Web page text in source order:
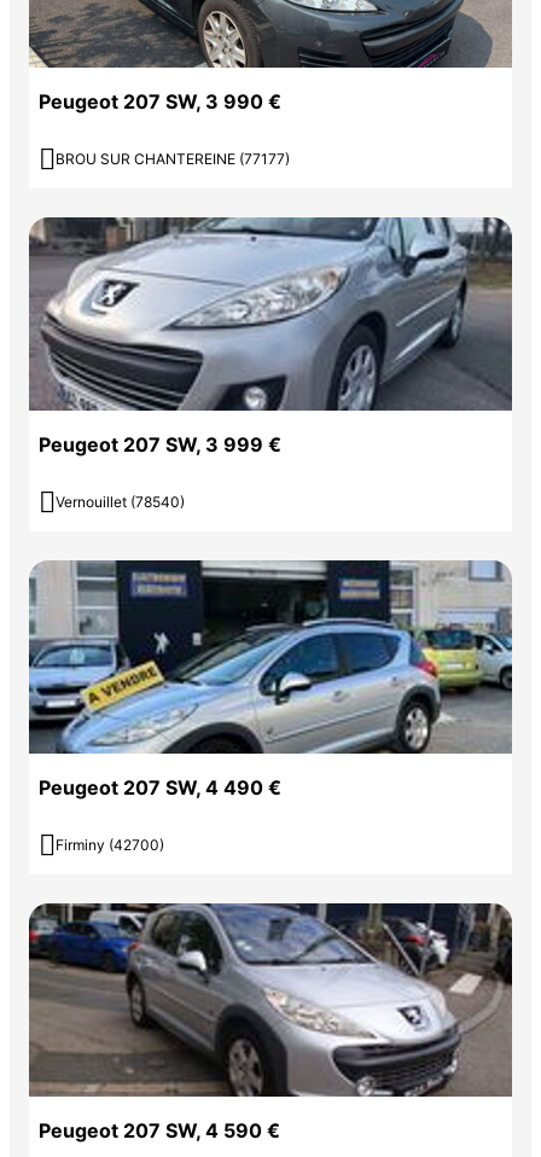
Peugeot 207 SW, 3 990 €
 BROU SUR CHANTEREINE (77177)
Peugeot 207 SW, 3 999 €
 Vernouillet (78540)
Peugeot 207 SW, 4 490 €
 Firminy (42700)
Peugeot 207 SW, 4 590 €